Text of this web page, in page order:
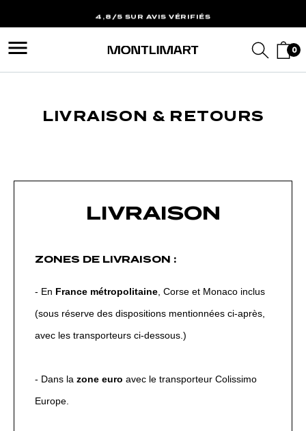
4,8/5 SUR AVIS VÉRIFIÉS
PREMIERE COMMANDE*
& RETOURS OFFERTS*
menu 0
LIVRAISON & RETOURS
LIVRAISON
ZONES DE LIVRAISON :
- En France métropolitaine , Corse et Monaco inclus
(sous réserve des dispositions mentionnées ci-après,
avec les transporteurs ci-dessous.)
- Dans la zone euro avec le transporteur Colissimo
Europe.